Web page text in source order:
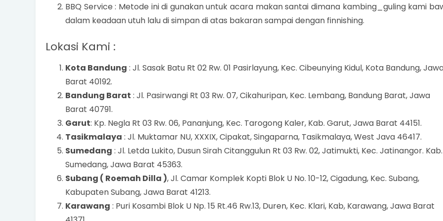
BBQ Service : Metode ini di gunakan untuk acara makan santai dimana kambing_guling kami
dalam keadaan utuh lalu di simpan di atas bakaran sampai dengan finnishing.
Lokasi Kami :
Kota Bandung : Jl. Sasak Batu Rt 02 Rw. 01 Pasirlayung, Kec. Cibeunying Kidul, Kota Bandung,
Barat 40192.
Bandung Barat : Jl. Pasirwangi Rt 03 Rw. 07, Cikahuripan, Kec. Lembang, Bandung Barat, Jawa
Barat 40791.
Garut: Kp. Negla Rt 03 Rw. 06, Pananjung, Kec. Tarogong Kaler, Kab. Garut, Jawa Barat 44151.
Tasikmalaya : Jl. Muktamar NU, XXXIX, Cipakat, Singaparna, Tasikmalaya, West Java 46417.
Sumedang : Jl. Letda Lukito, Dusun Sirah Citanggulun Rt 03 Rw. 02, Jatimukti, Kec. Jatinangor. Kab.
Sumedang, Jawa Barat 45363.
Subang ( Roemah Dilla ), Jl. Camar Komplek Kopti Blok U No. 10-12, Cigadung, Kec. Subang,
Kabupaten Subang, Jawa Barat 41213.
Karawang : Puri Kosambi Blok U Np. 15 Rt.46 Rw.13, Duren, Kec. Klari, Kab, Karawang, Jawa Barat